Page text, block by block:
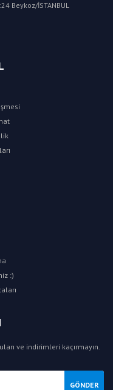
Beykoz/İSTANBUL
:)
ve indirimleri kaçırmayın.
GÖNDER